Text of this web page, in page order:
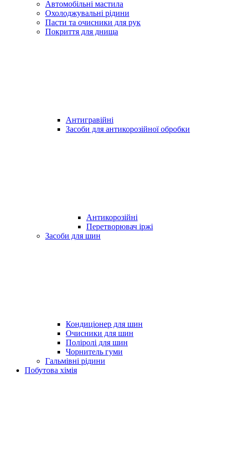
Автомобільні мастила
Охолоджувальні рідини
Пасти та очисники для рук
Покриття для днища
Антигравійні
Засоби для антикорозійної обробки
Антикорозійні
Перетворювач іржі
Засоби для шин
Кондиціонер для шин
Очисники для шин
Поліролі для шин
Чорнитель гуми
Гальмівні рідини
Побутова хімія